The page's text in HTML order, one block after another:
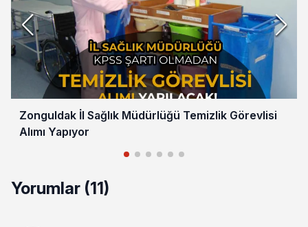
Zonguldak İl Sağlık Müdürlüğü Temizlik Görevlisi
Alımı Yapıyor
Yorumlar (11)